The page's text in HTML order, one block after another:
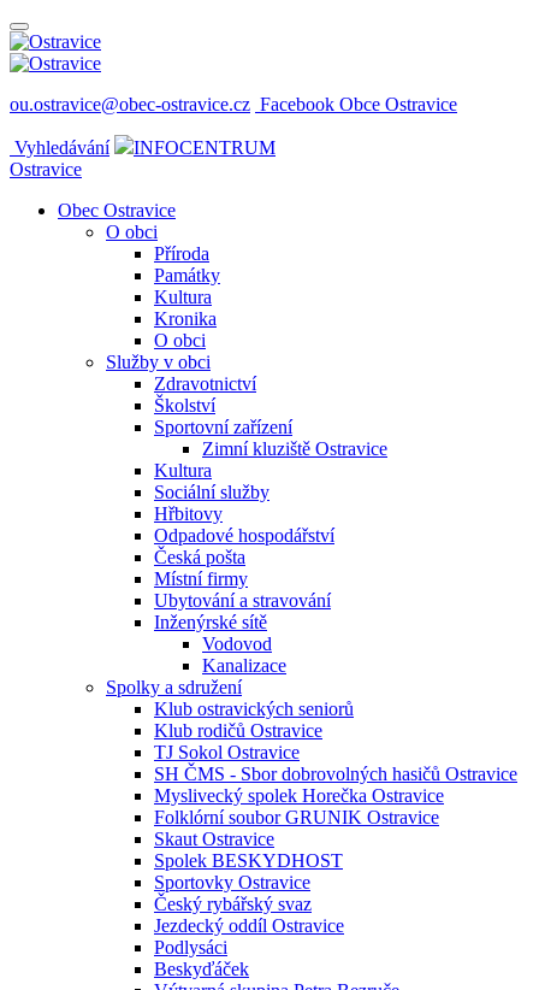
ou.ostravice@obec-ostravice.cz Facebook Obce Ostravice
Vyhledávání
INFOCENTRUM
Ostravice
Obec Ostravice
O obci
Příroda
Památky
Kultura
Kronika
O obci
Služby v obci
Zdravotnictví
Školství
Sportovní zařízení
Zimní kluziště Ostravice
Kultura
Sociální služby
Hřbitovy
Odpadové hospodářství
Česká pošta
Místní firmy
Ubytování a stravování
Inženýrské sítě
Vodovod
Kanalizace
Spolky a sdružení
Klub ostravických seniorů
Klub rodičů Ostravice
TJ Sokol Ostravice
SH ČMS - Sbor dobrovolných hasičů Ostravice
Myslivecký spolek Horečka Ostravice
Folklórní soubor GRUNIK Ostravice
Skaut Ostravice
Spolek BESKYDHOST
Sportovky Ostravice
Český rybářský svaz
Jezdecký oddíl Ostravice
Podlysáci
Beskyďáček